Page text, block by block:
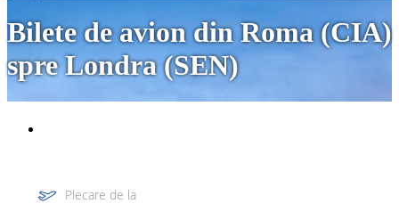
Bilete de avion din Roma (CIA)
spre Londra (SEN)
Plecare de la